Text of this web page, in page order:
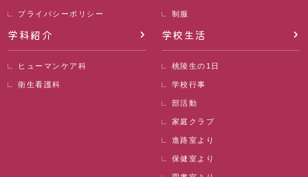
プライバシーポリシー 制服
学科紹介
ヒューマンケア科
衛生看護科
学校生活
桃陵生の1日
学校行事
部活動
家庭クラブ
進路室より
保健室より